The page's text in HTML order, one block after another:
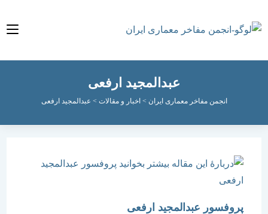
عبدالمجید ارفعی
انجمن مفاخر معماری ایران>اخبار و مقالات>عبدالمجید ارفعی
پروفسور عبدالمجید ارفعی